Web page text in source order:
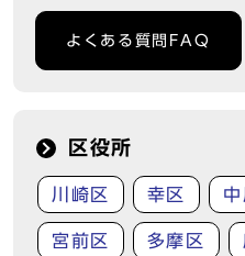
よくある質問FAQ
区役所
川崎区 幸区 中
宮前区 多摩区